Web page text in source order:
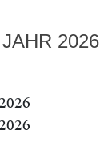
2026